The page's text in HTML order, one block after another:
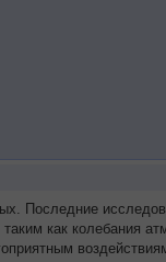
Последние
как колебания